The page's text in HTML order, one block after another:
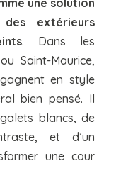
extérieurs
. Dans les
Saint-Maurice,
en style
bien pensé. Il
blancs, de
et d’un
une cour